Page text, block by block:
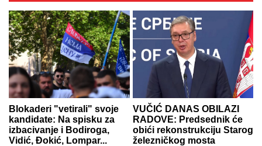
Blokaderi "vetirali" svoje
kandidate: Na spisku za
izbacivanje i Bodiroga,
Vidić, Đokić, Lompar...
VUČIĆ DANAS OBILAZI
RADOVE: Predsednik će
obići rekonstrukciju Starog
železničkog mosta